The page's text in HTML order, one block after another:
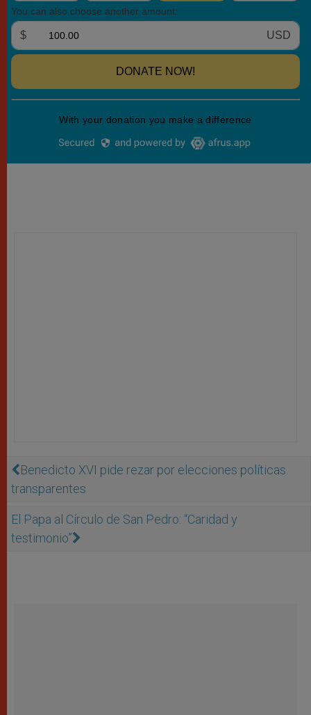
Benedicto XVI pide rezar por elecciones políticas
transparentes
El Papa al Círculo de San Pedro: “Caridad y
testimonio”